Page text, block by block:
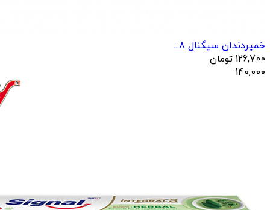
خمیردندان سیگنال 8...
126,700 تومان
140,000